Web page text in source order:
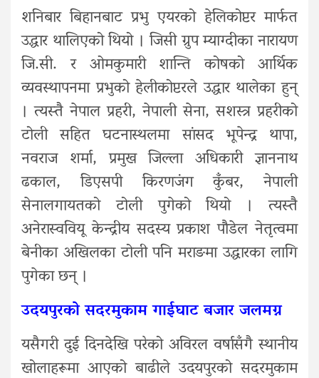
शनिबार बिहानबाट प्रभु एयरको हेलिकोप्टर मार्फत
उद्धार थालिएको थियो । जिसी ग्रुप म्याग्दीका नारायण
जि.सी. र ओमकुमारी शान्ति कोषको आर्थिक
व्यवस्थापनमा प्रभुको हेलीकोप्टरले उद्धार थालेका हुन्
। त्यस्तै नेपाल प्रहरी, नेपाली सेना, सशस्त्र प्रहरीको
टोली सहित घटनास्थलमा सांसद भूपेन्द्र थापा,
नवराज शर्मा, प्रमुख जिल्ला अधिकारी ज्ञाननाथ
ढकाल, डिएसपी किरणजंग कुँबर, नेपाली
सेनालगायतको टोली पुगेको थियो । त्यस्तै
अनेरास्ववियू केन्द्रीय सदस्य प्रकाश पौडेल नेतृत्वमा
बेनीका अखिलका टोली पनि मराङमा उद्धारका लागि
पुगेका छन् ।
उदयपुरको सदरमुकाम गाईघाट बजार जलमग्न
यसैगरी दुई दिनदेखि परेको अविरल वर्षासँगै स्थानीय
खोलाहरूमा आएको बाढीले उदयपुरको सदरमुकाम